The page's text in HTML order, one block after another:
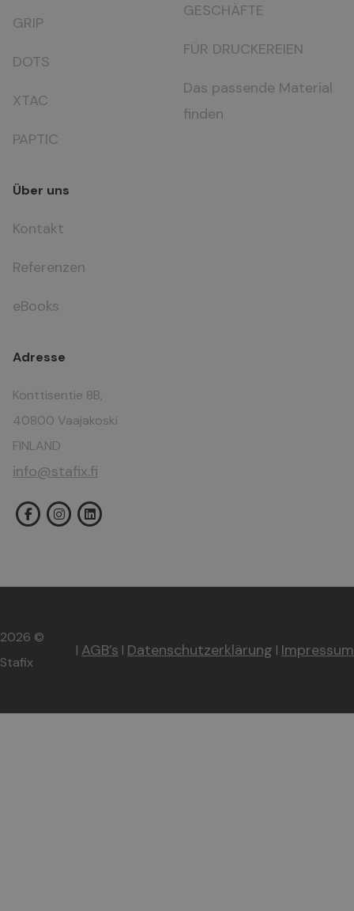
GRIP
DOTS
XTAC
PAPTIC
GESCHÄFTE
FÜR DRUCKEREIEN
Das passende Material
finden
Über uns
Kontakt
Referenzen
eBooks
Adresse
Konttisentie 8B,
40800 Vaajakoski
FINLAND
info@stafix.fi
2026 ©
Stafix
| AGB’s | Datenschutzerklärung | Impressum